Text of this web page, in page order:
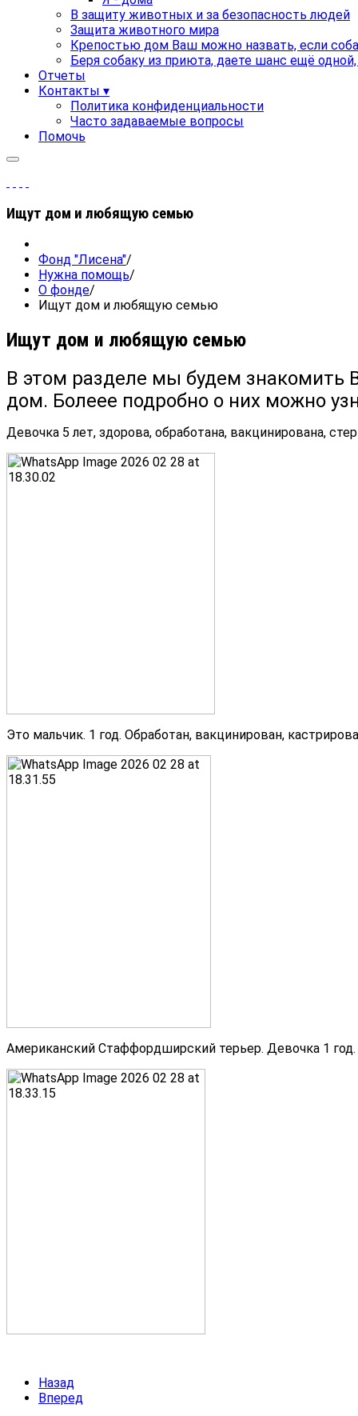
В защиту животных и за безопасность людей
Защита животного мира
Крепостью дом Ваш можно назвать, если
Беря собаку из приюта, даете шанс ещё
Отчеты
Контакты ▾
Политика конфиденциальности
Часто задаваемые вопросы
Помочь
Ищут дом и любящую семью
Фонд "Лисена"/
Нужна помощь/
О фонде/
Ищут дом и любящую семью
Ищут дом и любящую семью
В этом разделе мы будем знакомить
дом. Болеее подробно о них можно
Девочка 5 лет, здорова, обработана, вакцинирована,
Это мальчик. 1 год. Обработан, вакцинирован,
Американский Стаффордширский терьер. Девочка 1
Назад
Вперед